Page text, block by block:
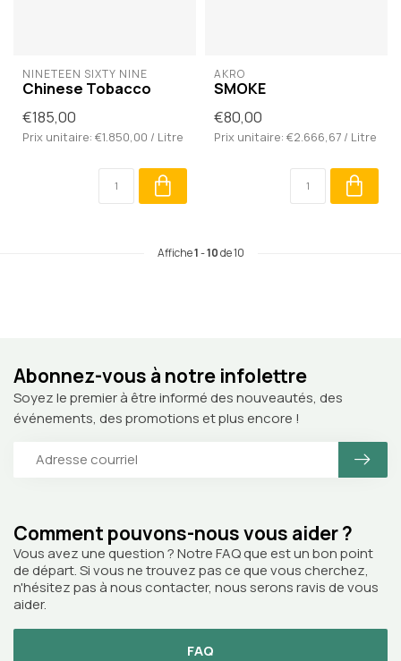
NINETEEN SIXTY NINE
Chinese Tobacco
€185,00
Prix unitaire: €1.850,00 / Litre
AKRO
SMOKE
€80,00
Prix unitaire: €2.666,67 / Litre
Affiche1-10de 10
Comment pouvons-nous vous aider ?
Vous avez une question ? Notre FAQ que est un bon point
de départ. Si vous ne trouvez pas ce que vous cherchez,
n'hésitez pas à nous contacter, nous serons ravis de vous
aider.
FAQ
Abonnez-vous à notre infolettre
Soyez le premier à être informé des nouveautés, des
événements, des promotions et plus encore !